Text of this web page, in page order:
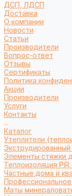
ДСП, ЛДСП
Доставка
О компании
Новости
Статьи
Производители
Вопрос-ответ
Отзывы
Сертификаты
Политика
Акции
Производители
Услуги
Контакты
...
Каталог
Утеплители
Элементы стяжки
Теплоизоляция PIR
Частные дома и
Маты